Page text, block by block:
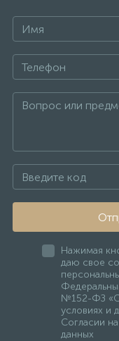
Нажимая
даю свое
№152-ФЗ «О
условиях и
Согласии
данных